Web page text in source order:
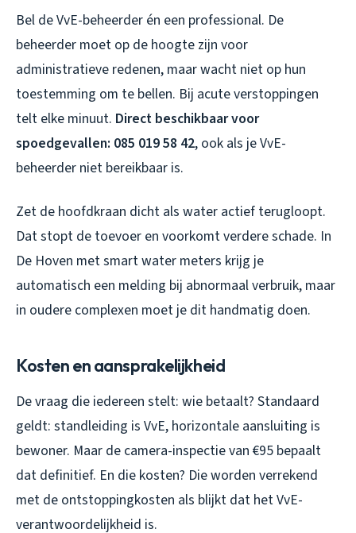
Bel de VvE-beheerder én een professional. De
beheerder moet op de hoogte zijn voor
administratieve redenen, maar wacht niet op hun
toestemming om te bellen. Bij acute verstoppingen
telt elke minuut. Direct beschikbaar voor
spoedgevallen: 085 019 58 42, ook als je VvE-
beheerder niet bereikbaar is.
Zet de hoofdkraan dicht als water actief terugloopt.
Dat stopt de toevoer en voorkomt verdere schade. In
De Hoven met smart water meters krijg je
automatisch een melding bij abnormaal verbruik, maar
in oudere complexen moet je dit handmatig doen.
Kosten en aansprakelijkheid
De vraag die iedereen stelt: wie betaalt? Standaard
geldt: standleiding is VvE, horizontale aansluiting is
bewoner. Maar de camera-inspectie van €95 bepaalt
dat definitief. En die kosten? Die worden verrekend
met de ontstoppingkosten als blijkt dat het VvE-
verantwoordelijkheid is.